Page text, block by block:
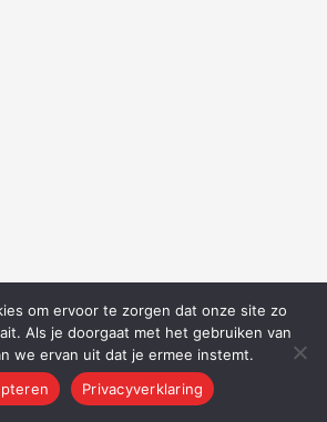
om ervoor te zorgen dat onze site zo
Als je doorgaat met het gebruiken van
we ervan uit dat je ermee instemt.
Privacyverklaring